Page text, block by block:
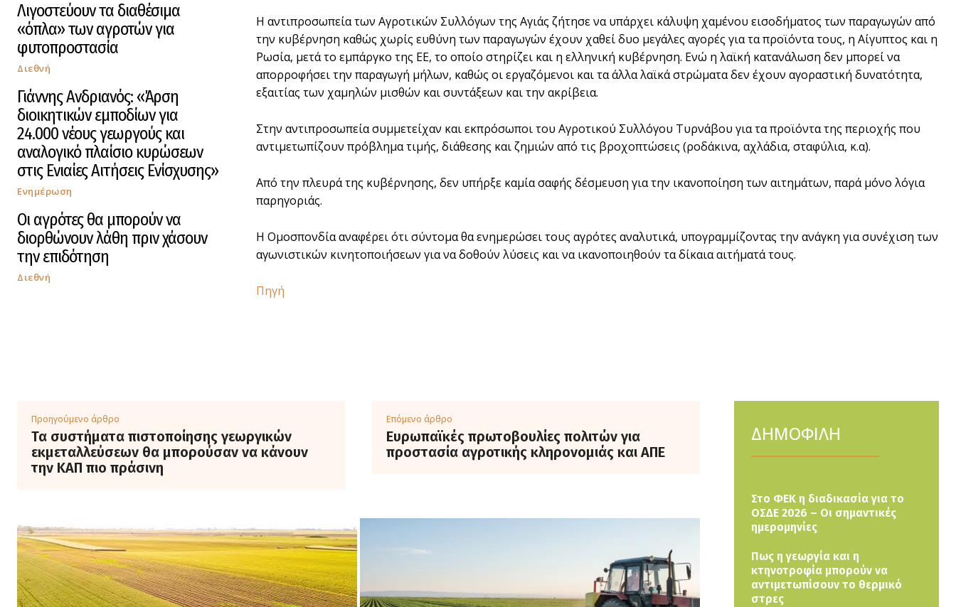
Λιγοστεύουν τα διαθέσιμα
«όπλα» των αγροτών για
φυτοπροστασία
Διεθνή
Γιάννης Ανδριανός: «Άρση
διοικητικών εμποδίων για
24.000 νέους γεωργούς και
αναλογικό πλαίσιο κυρώσεων
στις Ενιαίες Αιτήσεις Ενίσχυσης»
Ενημέρωση
Οι αγρότες θα μπορούν να
διορθώνουν λάθη πριν χάσουν
την επιδότηση
Διεθνή
Η αντιπροσωπεία των Αγροτικών Συλλόγων της Αγιάς ζήτησε να υπάρχει κάλυψη χαμένου εισοδήματος των παραγωγών από
την κυβέρνηση καθώς χωρίς ευθύνη των παραγωγών έχουν χαθεί δυο μεγάλες αγορές για τα προϊόντα τους, η Αίγυπτος και η
Ρωσία, μετά το εμπάργκο της ΕΕ, το οποίο στηρίζει και η ελληνική κυβέρνηση. Ενώ η λαϊκή κατανάλωση δεν μπορεί να
απορροφήσει την παραγωγή μήλων, καθώς οι εργαζόμενοι και τα άλλα λαϊκά στρώματα δεν έχουν αγοραστική δυνατότητα,
εξαιτίας των χαμηλών μισθών και συντάξεων και την ακρίβεια.
Στην αντιπροσωπεία συμμετείχαν και εκπρόσωποι του Αγροτικού Συλλόγου Τυρνάβου για τα προϊόντα της περιοχής που
αντιμετωπίζουν πρόβλημα τιμής, διάθεσης και ζημιών από τις βροχοπτώσεις (ροδάκινα, αχλάδια, σταφύλια, κ.α).
Από την πλευρά της κυβέρνησης, δεν υπήρξε καμία σαφής δέσμευση για την ικανοποίηση των αιτημάτων, παρά μόνο λόγια
παρηγοριάς.
Η Ομοσπονδία αναφέρει ότι σύντομα θα ενημερώσει τους αγρότες αναλυτικά, υπογραμμίζοντας την ανάγκη για συνέχιση των
αγωνιστικών κινητοποιήσεων για να δοθούν λύσεις και να ικανοποιηθούν τα δίκαια αιτήματά τους.
Πηγή
Προηγούμενο άρθρο
Τα συστήματα πιστοποίησης γεωργικών
εκμεταλλεύσεων θα μπορούσαν να κάνουν
την ΚAΠ πιο πράσινη
Επόμενο άρθρο
Ευρωπαϊκές πρωτοβουλίες πολιτών για
προστασία αγροτικής κληρονομιάς και ΑΠΕ
ΔΗΜΟΦΙΛΗ
Στο ΦΕΚ η διαδικασία για το
ΟΣΔΕ 2026 – Οι σημαντικές
ημερομηνίες
Πως η γεωργία και η
κτηνοτροφία μπορούν να
αντιμετωπίσουν το θερμικό
στρες